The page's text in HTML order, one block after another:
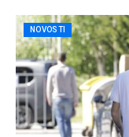
NOVOSTI